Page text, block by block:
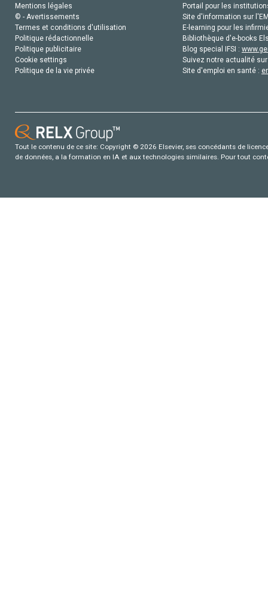
Mentions légales
© - Avertissements
Termes et conditions d'utilisation
Politique rédactionnelle
Politique publicitaire
Cookie settings
Politique de la vie privée
Portail pour les
Site d'information sur
E-learning pour les
Bibliothèque d'e-books
Blog special IFSI :
Suivez notre actualité
Site d'emploi en santé :
Tout le contenu de ce site: Copyright © 2026 Elsevier, ses concédants de
de données, a la formation en IA et aux technologies similaires. Pour tout